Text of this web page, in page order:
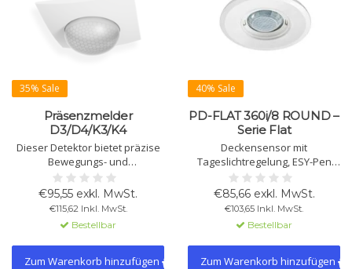
35% Sale
Präsenzmelder
D3/D4/K3/K4
Dieser Detektor bietet präzise
Bewegungs- und
Anwesenheitserkennung mit 1-
4 Pyrosensoren. Erhältlich mit
Lichtsensor oder Lichtsensor
und Konstantlichtregelung.
Ideal für smarte Beleuchtung
und HVAC.
€95,55 exkl. MwSt.
€115,62 Inkl. MwSt.
Bestellbar
Zum Warenkorb hinzufügen
40% Sale
PD-FLAT 360i/8 ROUND –
Serie Flat
Deckensensor mit
Tageslichtregelung, ESY-Pen
und ESY-App. KNX-Funktionen:
Alarm, Dämmerungsschalter,
Helligkeit, Bewegung,
Szenentelegramme.
€85,66 exkl. MwSt.
€103,65 Inkl. MwSt.
Bestellbar
Zum Warenkorb hinzufügen